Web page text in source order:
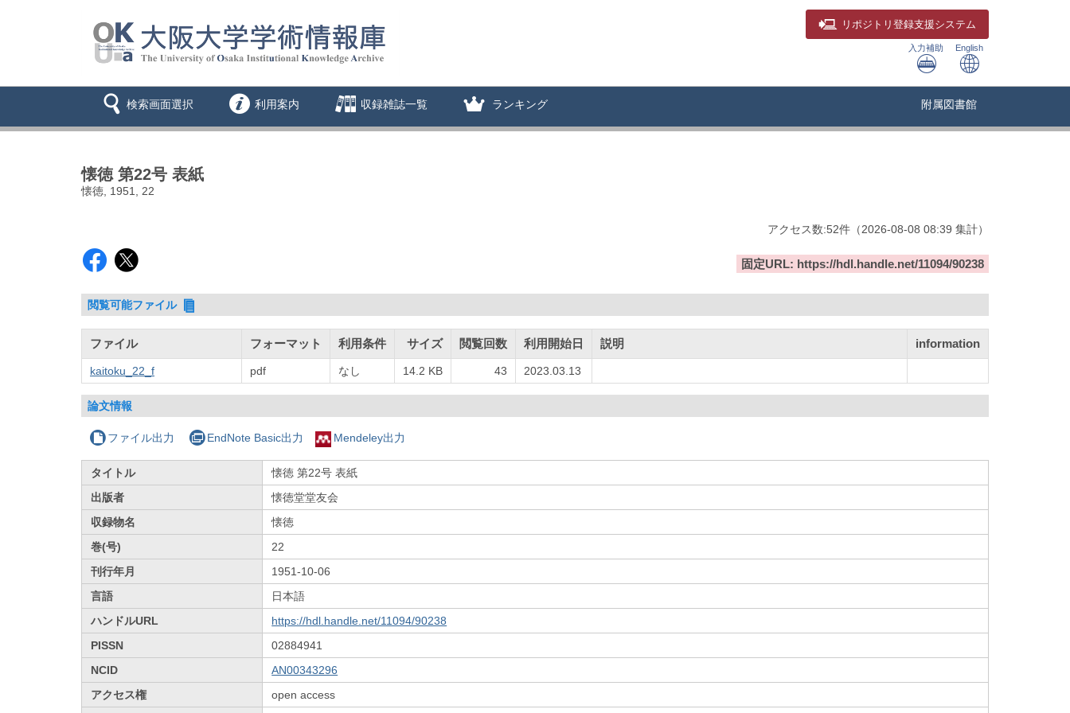
リポジトリ 登録支援システム
入力補助 English
検索画面選択 利用案内 収録雑誌一覧 ランキング 附属図書館
懐徳 第22号 表紙
懐徳, 1951, 22
アクセス数:52件 （2026-08-08 08:39 集計）
固定URL: https://hdl.handle.net/11094/90238
閲覧可能ファイル
ファイル フォーマット 利用条件 サイズ 閲覧回数 利用開始日 説明 information
kaitoku_22_f pdf なし 14.2 KB 43 2023.03.13
論文情報
ファイル出力 EndNote Basic出力 Mendeley出力
タイトル
懐徳 第22号 表紙
出版者
懐徳堂堂友会
収録物名
懐徳
巻(号)
22
刊行年月
1951-10-06
言語
日本語
ハンドルURL
https://hdl.handle.net/11094/90238
PISSN
02884941
NCID
AN00343296
アクセス権
open access